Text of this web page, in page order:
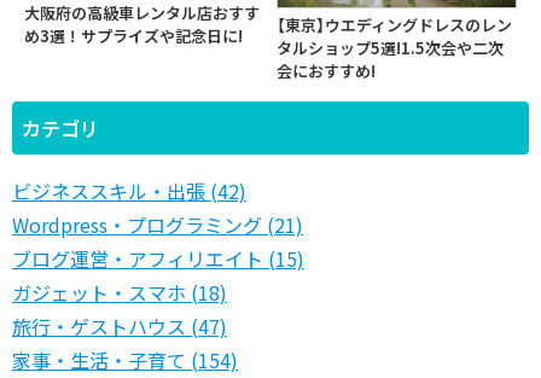
大阪府の高級車レンタル店おすす
め3選！サプライズや記念日に!
【東京】ウエディングドレスのレン
タルショップ5選!1.5次会や二次
会におすすめ!
カテゴリ
ビジネススキル・出張 (42)
Wordpress・プログラミング (21)
ブログ運営・アフィリエイト (15)
ガジェット・スマホ (18)
旅行・ゲストハウス (47)
家事・生活・子育て (154)